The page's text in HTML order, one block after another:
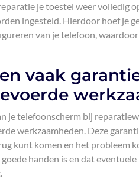
je toestel weer volledig
ingesteld. Hierdoor hoef je
van je telefoon,
vaak
je telefoonscherm bij
werkzaamheden. Deze
kunt komen en het probleem
handen is en dat